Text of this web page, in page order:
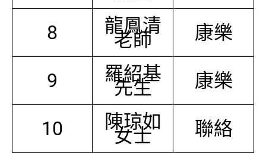
8 龍鳳清
老師 康樂
9 羅紹基
先生 康樂
10 陳琼如
女士 聯絡